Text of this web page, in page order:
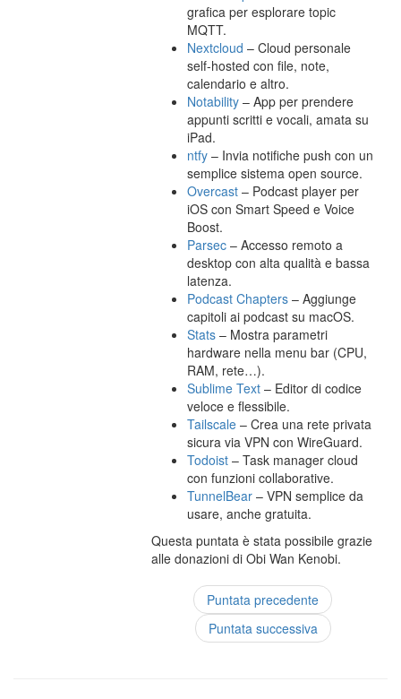
grafica per esplorare topic
MQTT.
Nextcloud – Cloud personale
self-hosted con file, note,
calendario e altro.
Notability – App per prendere
appunti scritti e vocali, amata su
iPad.
ntfy – Invia notifiche push con un
semplice sistema open source.
Overcast – Podcast player per
iOS con Smart Speed e Voice
Boost.
Parsec – Accesso remoto a
desktop con alta qualità e bassa
latenza.
Podcast Chapters – Aggiunge
capitoli ai podcast su macOS.
Stats – Mostra parametri
hardware nella menu bar (CPU,
RAM, rete…).
Sublime Text – Editor di codice
veloce e flessibile.
Tailscale – Crea una rete privata
sicura via VPN con WireGuard.
Todoist – Task manager cloud
con funzioni collaborative.
TunnelBear – VPN semplice da
usare, anche gratuita.
Questa puntata è stata possibile grazie
alle donazioni di Obi Wan Kenobi.
Puntata precedente
Puntata successiva